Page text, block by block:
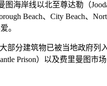
海岸线以北至尊达勒（
Beach、City Beach、
。
部分建筑物已被当地政府列
Prison）以及费里曼图市场